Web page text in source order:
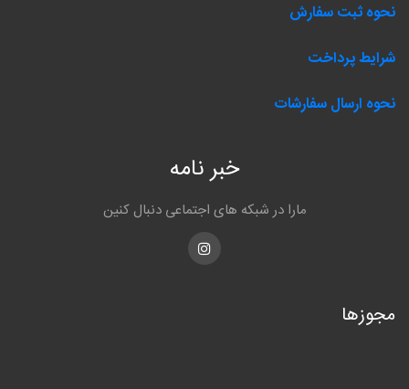
نحوه ثبت سفارش
شرایط پرداخت
نحوه ارسال سفارشات
خبر نامه
مارا در شبکه های اجتماعی دنبال کنین
Instagram
مجوزها